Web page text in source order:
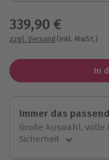
339,90 €
zzgl. Versand (inkl. MwSt.)
In
Immer das
Große Auswahl,
Sicherheit